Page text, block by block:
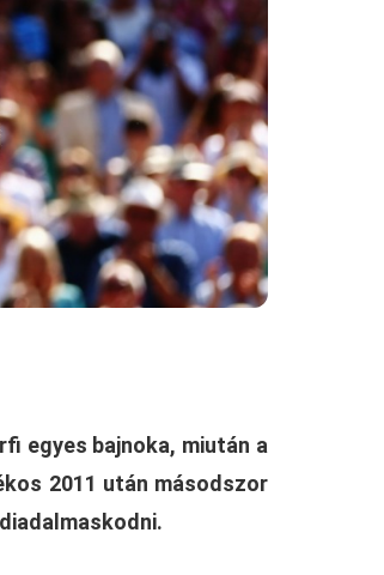
egyes bajnoka, miután a
2011 után másodszor